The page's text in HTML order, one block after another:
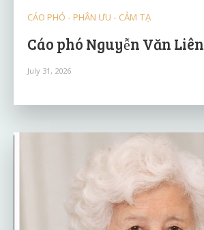
CÁO PHÓ - PHÂN ƯU - CẢM TẠ
Cáo phó Nguyễn Văn Liên
July 31, 2026